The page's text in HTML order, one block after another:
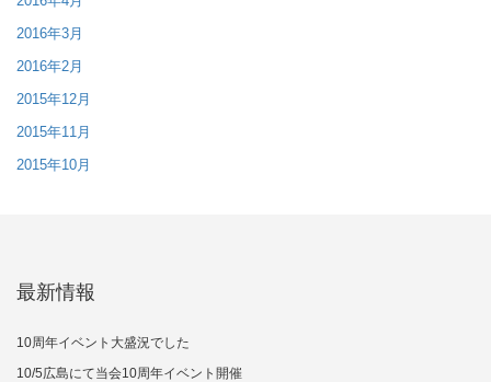
2016年3月
2016年2月
2015年12月
2015年11月
2015年10月
最新情報
10周年イベント大盛況でした
10/5広島にて当会10周年イベント開催